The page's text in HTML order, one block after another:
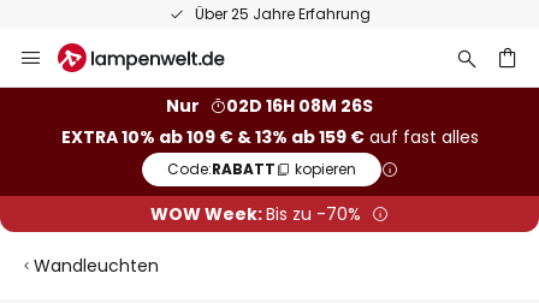
Über 25 Jahre Erfahrung
Inhalt
Nur
02D 16H 08M 25S
EXTRA 10% ab 109 € & 13% ab 159 €auf fast alles
Code:RABATT kopieren
WOW Week:Bis zu -70%
Wandleuchten